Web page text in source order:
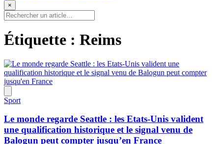
×
Étiquette : Reims
Sport
Le monde regarde Seattle : les Etats-Unis valident
une qualification historique et le signal venu de
Balogun peut compter jusqu’en France